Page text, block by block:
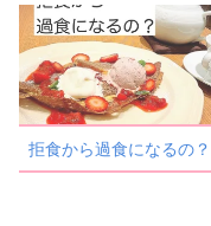
拒食から過食になるの？